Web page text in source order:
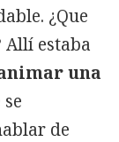
¿Que
estaba
una
se
de